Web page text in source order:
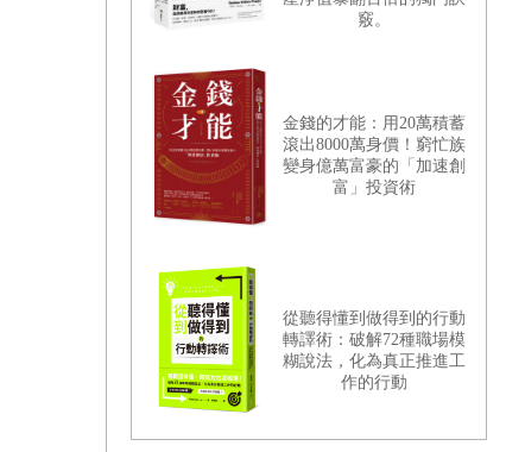
竅。
金錢的才能：用20萬積蓄
滾出8000萬身價！窮忙族
變身億萬富豪的「加速創
富」投資術
從聽得懂到做得到的行動
轉譯術：破解72種職場模
糊說法，化為真正推進工
作的行動